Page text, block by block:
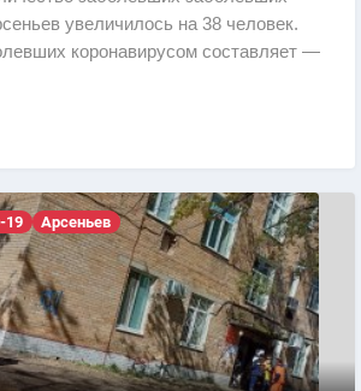
увеличилось на 38 человек.
коронавирусом составляет —
19 Арсеньев